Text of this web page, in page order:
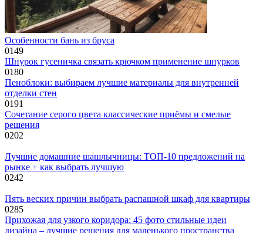
Особенности бань из бруса
0149
Шнурок гусеничка связать крючком применение шнурков
0180
Пеноблоки: выбираем лучшие материалы для внутренней
отделки стен
0191
Сочетание серого цвета классические приёмы и смелые
решения
0202
Лучшие домашние шашлычницы: ТОП-10 предложений на
рынке + как выбрать лучшую
0242
Пять веских причин выбрать распашной шкаф для квартиры
0285
Прихожая для узкого коридора: 45 фото стильные идеи
дизайна – лучшие решения для маленького пространства